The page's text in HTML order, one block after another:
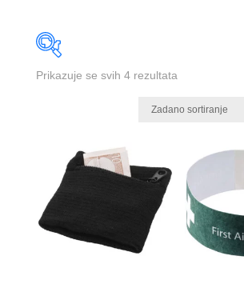
Prikazuje se svih 4 rezultata